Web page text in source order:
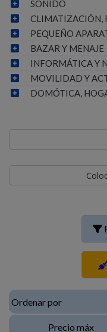
SONIDO
CLIMATIZACIÓN,
PEQUEÑO
BAZAR Y MENAJE
INFORMÁTICA Y
MOVILIDAD Y
DOMÓTICA,